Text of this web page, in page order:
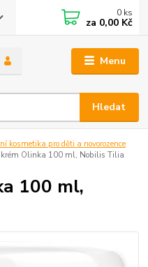
Menu
Hledat
0 ks
za 0,00 Kč
kosmetika pro děti a novorozence
Olinka 100 ml, Nobilis Tilia
100 ml,